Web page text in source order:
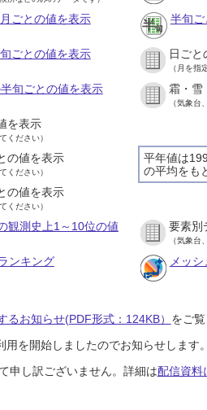
ごとの値を表示 半旬
ごとの値を表示 日ごと
（月を指
旬ごとの値を表示 霜・雪
（気象台
を表示
ください）
平年値は
の平均をも
の値を表示
ください）
の値を表示
ください）
観測史上1～10位の値 要素別
（気象台
ンキング メッ
るお知らせ(PDF形式：124KB） をご
を開始しましたのでお知らせします
申し訳ございません。詳細は配信資料